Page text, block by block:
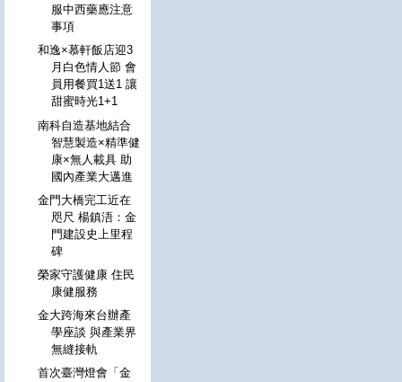
服中西藥應注意
事項
和逸×慕軒飯店迎3
月白色情人節 會
員用餐買1送1 讓
甜蜜時光1+1
南科自造基地結合
智慧製造×精準健
康×無人載具 助
國內產業大邁進
金門大橋完工近在
咫尺 楊鎮浯：金
門建設史上里程
碑
榮家守護健康 住民
康健服務
金大跨海來台辦產
學座談 與產業界
無縫接軌
首次臺灣燈會「金